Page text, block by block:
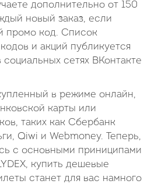
дополнительно от 150
новый заказ, если
промо код. Список
и акций публикуется
сетях ВКонтакте
в режиме онлайн,
карты или
таких как Сбербанк
Qiwi и Webmoney. Теперь,
с основными приниципами
купить дешевые
станет для вас намного